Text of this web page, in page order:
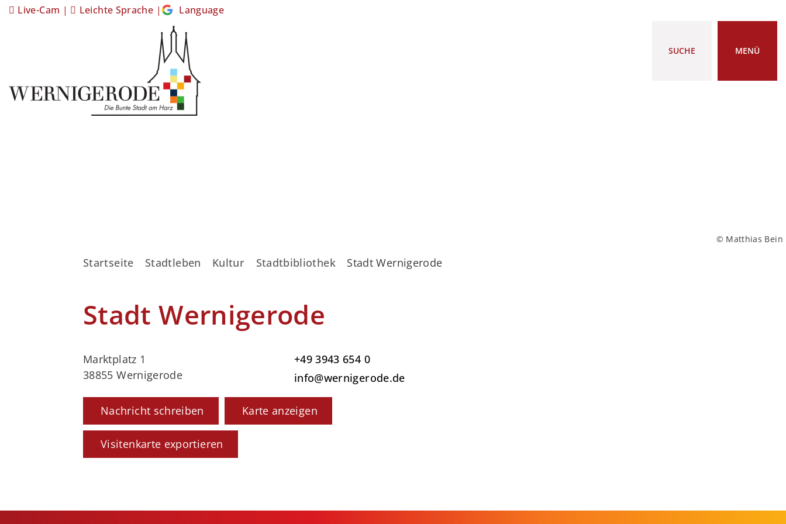
Live-Cam | Leichte Sprache | Language
SUCHE MENÜ
© Matthias Bein
Startseite Stadtleben Kultur Stadtbibliothek Stadt Wernigerode
Stadt Wernigerode
Marktplatz 1
38855 Wernigerode
+49 3943 654 0
info@wernigerode.de
Nachricht schreiben Karte anzeigen
Visitenkarte exportieren